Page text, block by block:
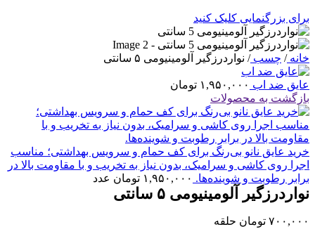
برای بزرگنمایی کلیک کنید
خانه/ چسب/ نواردرزگیر آلومینیومی ۵ سانتی
عایق ضد اب ۱,۹۵۰,۰۰۰ تومان
بازگشت به محصولات
خرید عایق نانو بی‌رنگ برای کف حمام و سرویس بهداشتی؛ مناسب
اجرا روی کاشی و سرامیک، بدون نیاز به تخریب و با مقاومت بالا در
برابر رطوبت و شوینده‌ها. ۱,۹۵۰,۰۰۰ تومان عدد
نواردرزگیر آلومینیومی ۵ سانتی
۷۰۰,۰۰۰ تومان حلقه